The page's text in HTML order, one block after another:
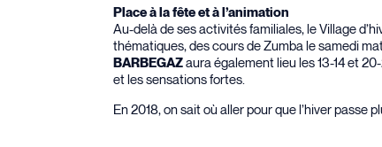
Place à la fête et à l’animation
Au-delà de ses activités familiales, le Village
thématiques, des cours de Zumba le samedi
BARBEGAZaura également lieu les 13-14 et
et les sensations fortes.
En 2018, on sait où aller pour que l’hiver passe